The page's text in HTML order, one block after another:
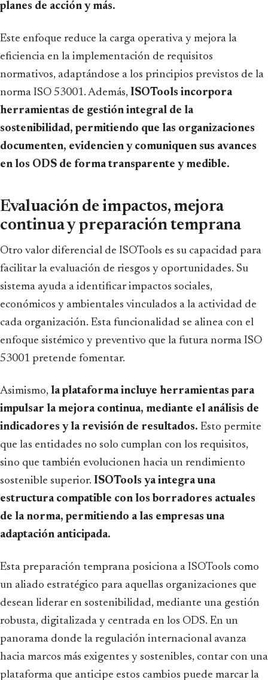
planes de acción y más.
Este enfoque reduce la carga operativa y mejora la
eficiencia en la implementación de requisitos
normativos, adaptándose a los principios previstos de la
norma ISO 53001. Además, ISOTools incorpora
herramientas de gestión integral de la
sostenibilidad, permitiendo que las organizaciones
documenten, evidencien y comuniquen sus avances
en los ODS de forma transparente y medible.
Evaluación de impactos, mejora
continua y preparación temprana
Otro valor diferencial de ISOTools es su capacidad para
facilitar la evaluación de riesgos y oportunidades. Su
sistema ayuda a identificar impactos sociales,
económicos y ambientales vinculados a la actividad de
cada organización. Esta funcionalidad se alinea con el
enfoque sistémico y preventivo que la futura norma ISO
53001 pretende fomentar.
Asimismo, la plataforma incluye herramientas para
impulsar la mejora continua, mediante el análisis de
indicadores y la revisión de resultados. Esto permite
que las entidades no solo cumplan con los requisitos,
sino que también evolucionen hacia un rendimiento
sostenible superior. ISOTools ya integra una
estructura compatible con los borradores actuales
de la norma, permitiendo a las empresas una
adaptación anticipada.
Esta preparación temprana posiciona a ISOTools como
un aliado estratégico para aquellas organizaciones que
desean liderar en sostenibilidad, mediante una gestión
robusta, digitalizada y centrada en los ODS. En un
panorama donde la regulación internacional avanza
hacia marcos más exigentes y sostenibles, contar con una
plataforma que anticipe estos cambios puede marcar la